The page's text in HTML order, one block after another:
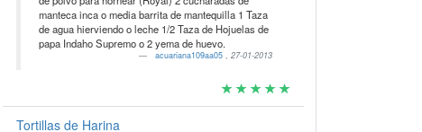
manteca inca o media barrita de mantequilla 1 Taza
de agua hierviendo o leche 1/2 Taza de Hojuelas de
papa Indaho Supremo o 2 yema de huevo.
acuariana109aa05,27-01-2013
Tortillas de Harina